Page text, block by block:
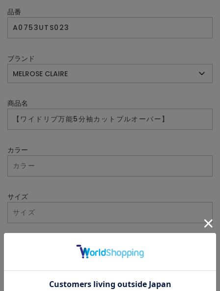
品番
ブランド
商品名
カラー
サイズ